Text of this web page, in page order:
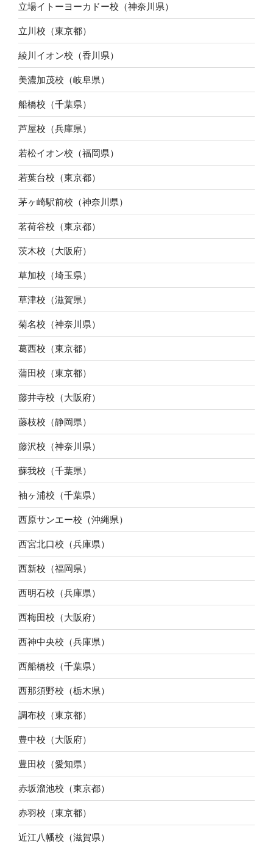
立場イトーヨーカドー校（神奈川県）
立川校（東京都）
綾川イオン校（香川県）
美濃加茂校（岐阜県）
船橋校（千葉県）
芦屋校（兵庫県）
若松イオン校（福岡県）
若葉台校（東京都）
茅ヶ崎駅前校（神奈川県）
茗荷谷校（東京都）
茨木校（大阪府）
草加校（埼玉県）
草津校（滋賀県）
菊名校（神奈川県）
葛西校（東京都）
蒲田校（東京都）
藤井寺校（大阪府）
藤枝校（静岡県）
藤沢校（神奈川県）
蘇我校（千葉県）
袖ヶ浦校（千葉県）
西原サンエー校（沖縄県）
西宮北口校（兵庫県）
西新校（福岡県）
西明石校（兵庫県）
西梅田校（大阪府）
西神中央校（兵庫県）
西船橋校（千葉県）
西那須野校（栃木県）
調布校（東京都）
豊中校（大阪府）
豊田校（愛知県）
赤坂溜池校（東京都）
赤羽校（東京都）
近江八幡校（滋賀県）